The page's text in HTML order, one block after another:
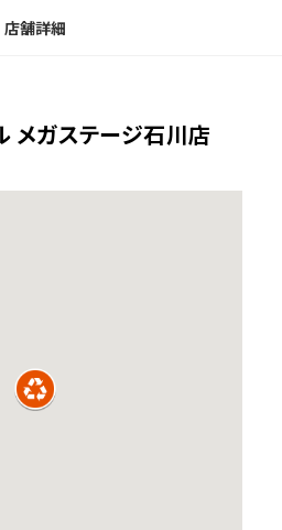
店舗詳細
メガステージ石川店